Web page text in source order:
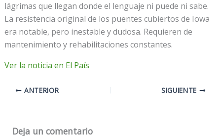
lágrimas que llegan donde el lenguaje ni puede ni sabe.
La resistencia original de los puentes cubiertos de Iowa
era notable, pero inestable y dudosa. Requieren de
mantenimiento y rehabilitaciones constantes.
Ver la noticia en El País
ANTERIOR SIGUIENTE
Deja un comentario